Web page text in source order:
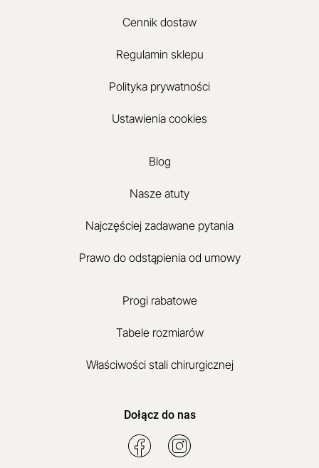
Cennik dostaw
Regulamin sklepu
Polityka prywatności
Ustawienia cookies
Blog
Nasze atuty
Najczęściej zadawane pytania
Prawo do odstąpienia od umowy
Progi rabatowe
Tabele rozmiarów
Właściwości stali chirurgicznej
Dołącz do nas